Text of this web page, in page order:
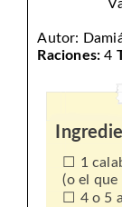
Autor:
Raciones: 4
1
(o el que
4 o 5